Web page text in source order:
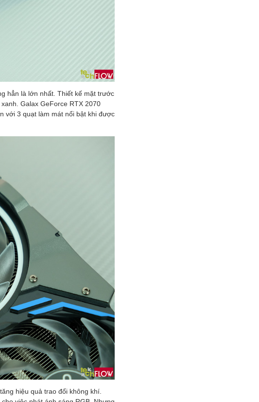
hẳn là lớn nhất. Thiết kế mặt trước
Galax GeForce RTX 2070
với 3 quạt làm mát nổi bật khi được
hiệu quả trao đổi không khí.